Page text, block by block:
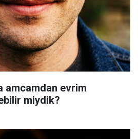
amcamdan evrim
miydik?